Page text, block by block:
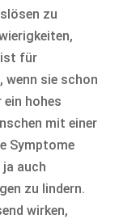
zu
ist für
wenn sie schon
ein hohes
mit einer
Symptome
auch
zu lindern.
wirken,